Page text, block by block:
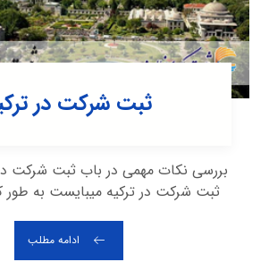
ثبت شرکت در
بررسی نکات مهمی در باب ثبت شرکت در
ثبت شرکت در ترکیه میبایست به
ادامه مطلب